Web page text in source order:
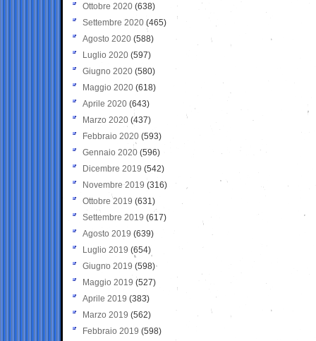
Ottobre 2020 (638)
Settembre 2020(465)
Agosto 2020 (588)
Luglio 2020 (597)
Giugno 2020 (580)
Maggio 2020 (618)
Aprile 2020 (643)
Marzo 2020 (437)
Febbraio 2020 (593)
Gennaio 2020 (596)
Dicembre 2019 (542)
Novembre 2019 (316)
Ottobre 2019 (631)
Settembre 2019 (617)
Agosto 2019 (639)
Luglio 2019 (654)
Giugno 2019 (598)
Maggio 2019 (527)
Aprile 2019 (383)
Marzo 2019 (562)
Febbraio 2019 (598)